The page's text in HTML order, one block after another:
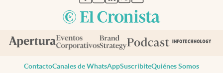
ContactoCanales de WhatsAppSuscribiteQuiénes Somos